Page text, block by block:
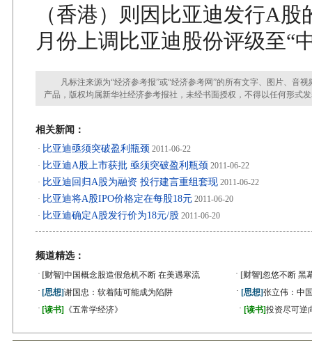
（香港）则因比亚迪发行A股
月份上调比亚迪股份评级至“
凡标注来源为“经济参考报”或“经济参考网”的所有文字、图片、音视
产品，版权均属新华社经济参考报社，未经书面授权，不得以任何形式
相关新闻：
· 比亚迪亟须突破盈利瓶颈 2011-06-22
· 比亚迪A股上市获批 亟须突破盈利瓶颈 2011-06-22
· 比亚迪回归A股为融资 投行建言重组套现 2011-06-22
· 比亚迪将A股IPO价格定在每股18元 2011-06-20
· 比亚迪确定A股发行价为18元/股 2011-06-20
频道精选：
· [财智]中国概念股造假危机不断 在美遇寒流 · [财智]忽悠不断 黑
· [思想]谢国忠：软着陆可能成为陷阱 · [思想]张立伟：中
· [读书] 《五常学经济》 · [读书]投资尽可逆